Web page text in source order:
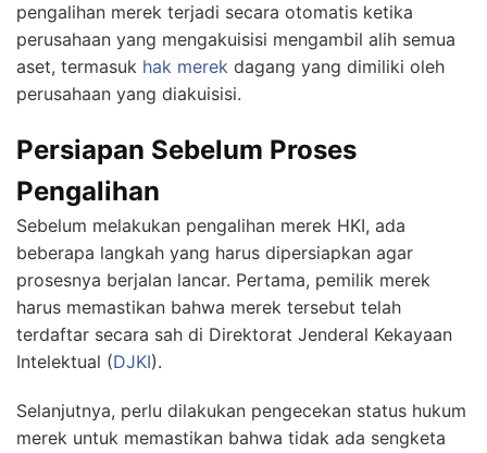
pengalihan merek terjadi secara otomatis ketika
perusahaan yang mengakuisisi mengambil alih semua
aset, termasuk hak merek dagang yang dimiliki oleh
perusahaan yang diakuisisi.
Persiapan Sebelum Proses
Pengalihan
Sebelum melakukan pengalihan merek HKI, ada
beberapa langkah yang harus dipersiapkan agar
prosesnya berjalan lancar. Pertama, pemilik merek
harus memastikan bahwa merek tersebut telah
terdaftar secara sah di Direktorat Jenderal Kekayaan
Intelektual (DJKI).
Selanjutnya, perlu dilakukan pengecekan status hukum
merek untuk memastikan bahwa tidak ada sengketa